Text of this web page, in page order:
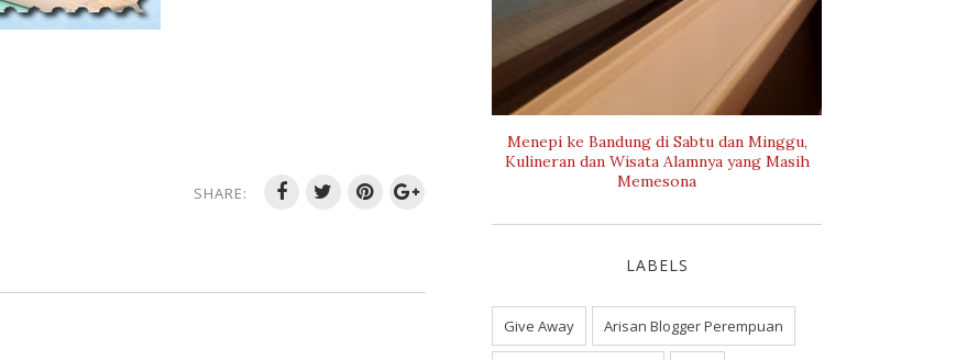
SHARE:
Menepi ke Bandung di Sabtu dan Minggu,
Kulineran dan Wisata Alamnya yang Masih
Memesona
LABELS
Give Away Arisan Blogger Perempuan